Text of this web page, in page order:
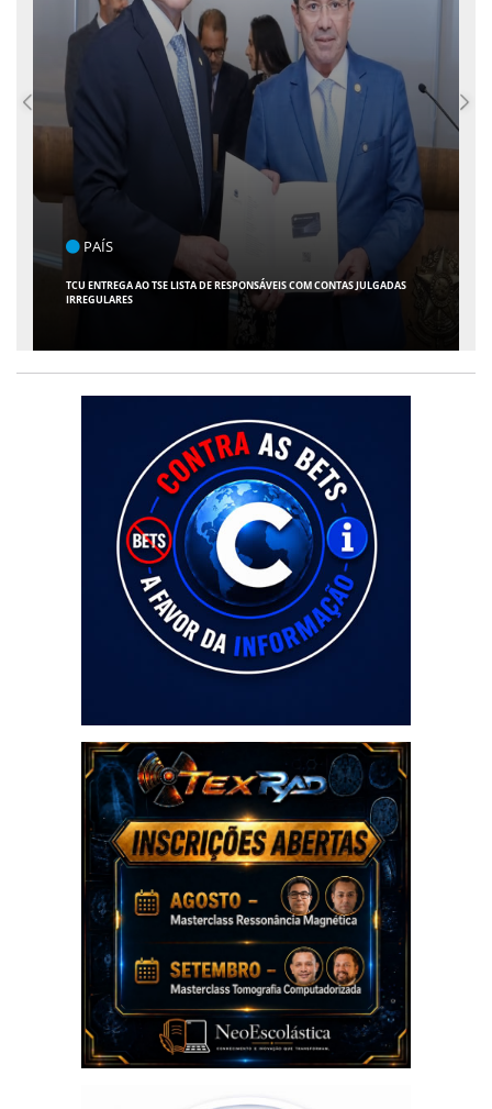
PAÍS
TCU ENTREGA AO TSE LISTA DE RESPONSÁVEIS COM CONTAS JULGADAS
IRREGULARES